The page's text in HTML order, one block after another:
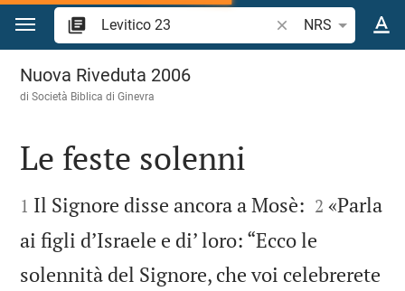
Vai al contenuto
Ricerca verso
NRS
Levitico 23
Nuova Riveduta 2006
di Società Biblica di Ginevra

Le feste solenni

1 Il Signore disse ancora a Mosè: 

2 «Parla
ai figli d’Israele e di’ loro: “Ecco le
solennità del Signore, che voi celebrerete